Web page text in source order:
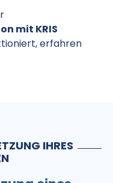
mit KRIS
erfahren
IHRES